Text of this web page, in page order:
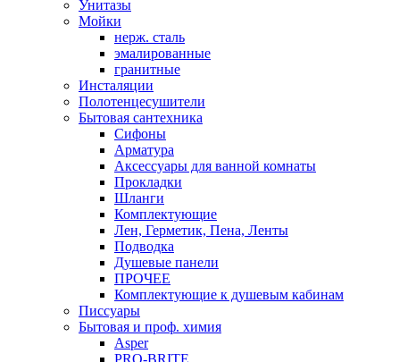
Унитазы
Мойки
нерж. сталь
эмалированные
гранитные
Инсталяции
Полотенцесушители
Бытовая сантехника
Сифоны
Арматура
Аксессуары для ванной комнаты
Прокладки
Шланги
Комплектующие
Лен, Герметик, Пена, Ленты
Подводка
Душевые панели
ПРОЧЕЕ
Комплектующие к душевым кабинам
Писсуары
Бытовая и проф. химия
Asper
PRO-BRITE